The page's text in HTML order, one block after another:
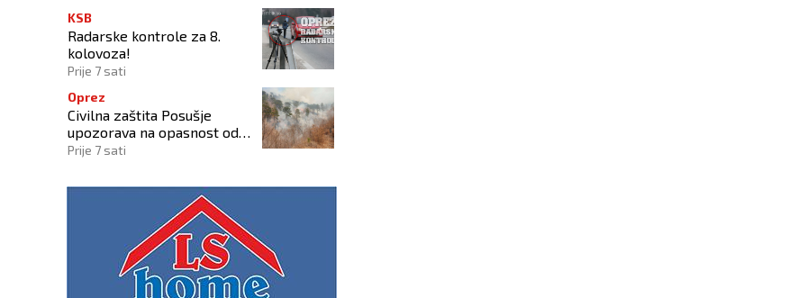
KSB
Radarske kontrole za 8.
kolovoza!
Prije 7 sati
Oprez
Civilna zaštita Posušje
upozorava na opasnost od
požara na Blidinju
Prije 7 sati